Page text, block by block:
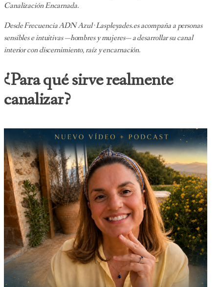
Canalización Encarnada.
Desde Frecuencia ADN Azul · Laspleyades.es acompaña a personas
sensibles e intuitivas —hombres y mujeres— a desarrollar su canal
interior con discernimiento, raíz y encarnación.
¿Para qué sirve realmente
canalizar?